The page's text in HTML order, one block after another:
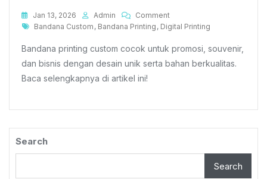
Jan 13, 2026 Admin CommentOn
Bandana
Bisa
Dipesan
Tags
Bandana Custom , Bandana Printing , Digital Printing
Bandana printing custom cocok untuk promosi, souvenir,
dan bisnis dengan desain unik serta bahan berkualitas.
Baca selengkapnya di artikel ini!
Search
Search